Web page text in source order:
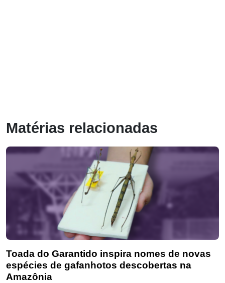
Matérias relacionadas
Toada do Garantido inspira nomes de novas
espécies de gafanhotos descobertas na
Amazônia